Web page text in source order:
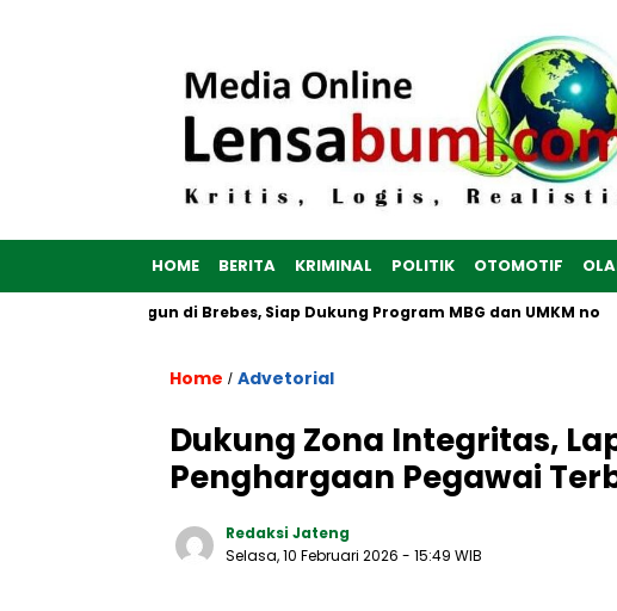
HOME BERITA KRIMINAL POLITIK OTOMOTIF
Putih Dibangun di Brebes, Siap Dukung Program MBG dan UMKM no
Home / Advetorial
Dukung Zona Integritas,
Penghargaan Pegawai
Redaksi Jateng
Selasa, 10 Februari 2026 - 15:49 WIB